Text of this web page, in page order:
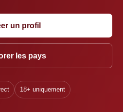
un profil
les pays
18+ uniquement